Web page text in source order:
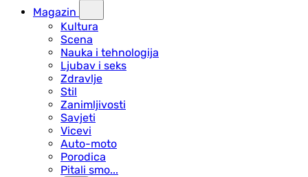
Magazin
Kultura
Scena
Nauka i tehnologija
Ljubav i seks
Zdravlje
Stil
Zanimljivosti
Savjeti
Vicevi
Auto-moto
Porodica
Pitali smo...